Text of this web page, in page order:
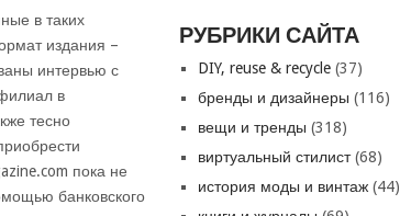
в таких
издания –
интервью с
в
тесно
пока не
банковского
РУБРИКИ САЙТА
DIY, reuse & recycle (37)
бренды и дизайнеры (116)
вещи и тренды (318)
виртуальный стилист(68)
история моды и винтаж (44)